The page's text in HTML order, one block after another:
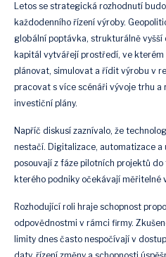
Letos se strategická rozhodnutí
každodenního řízení výroby.
globální poptávka, strukturálně vyšší
kapitál vytvářejí prostředí, ve kterém
plánovat, simulovat a řídit výrobu v
pracovat s více scénáři vývoje trhu a
investiční plány.
Napříč diskusí zaznívalo, že
nestačí. Digitalizace, automatizace a
posouvají z fáze pilotních projektů do
kterého podniky očekávají měřitelné
Rozhodující roli hraje schopnost
odpovědnostmi v rámci firmy.
limity dnes často nespočívají v